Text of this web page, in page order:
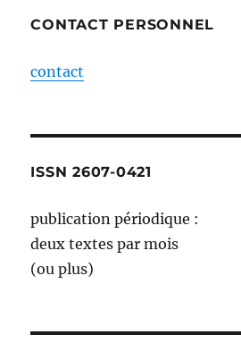
CONTACT PERSONNEL
contact
ISSN 2607-0421
publication périodique :
deux textes par mois
(ou plus)